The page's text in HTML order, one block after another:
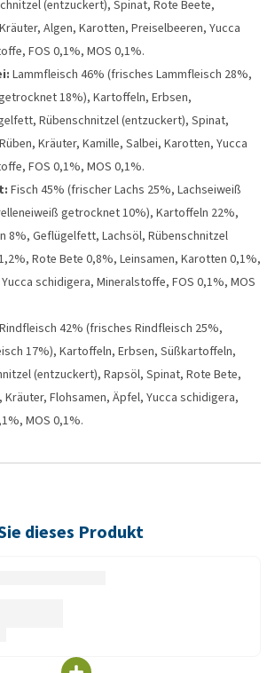
(entzuckert), Spinat, Rote Beete,
Algen, Karotten, Preiselbeeren, Yucca
FOS 0,1%, MOS 0,1%.
Lammfleisch 46% (frisches Lammfleisch 28%,
18%), Kartoffeln, Erbsen,
Rübenschnitzel (entzuckert), Spinat,
Kräuter, Kamille, Salbei, Karotten, Yucca
FOS 0,1%, MOS 0,1%.
Fisch 45% (frischer Lachs 25%, Lachseiweiß
getrocknet 10%), Kartoffeln 22%,
8%, Geflügelfett, Lachsöl, Rübenschnitzel
Rote Bete 0,8%, Leinsamen, Karotten 0,1%,
schidigera, Mineralstoffe, FOS 0,1%, MOS
Rindfleisch 42% (frisches Rindfleisch 25%,
17%), Kartoffeln, Erbsen, Süßkartoffeln,
(entzuckert), Rapsöl, Spinat, Rote Bete,
Flohsamen, Äpfel, Yucca schidigera,
MOS 0,1%.
dieses Produkt